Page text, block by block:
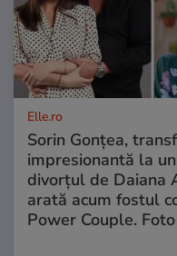
Elle.ro
Sorin Gonțea,
impresionantă la
divorțul de Daiana
arată acum fostul
Power Couple. Foto